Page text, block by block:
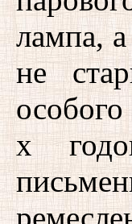
лампа,
не
х